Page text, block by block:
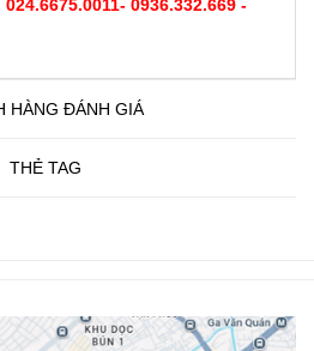
024.6675.0011- 0936.332.669 -
HÀNG ĐÁNH GIÁ
THẺ TAG